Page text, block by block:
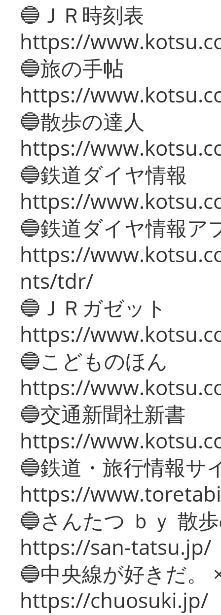
🔵ＪＲ時刻表
https://
🔵旅の手帖
https://
🔵散歩の達人
https://
🔵鉄道ダイヤ情報
https://
🔵鉄道ダイヤ情報ア
https://
nts/tdr/
🔵ＪＲガゼット
https://
🔵こどものほん
https://
🔵交通新聞社新書
https://
🔵鉄道・旅行情報サ
https://
🔵さんたつ ｂｙ 散
https://san-tatsu.jp/
🔵中央線が好きだ。
https://chuosuki.jp/